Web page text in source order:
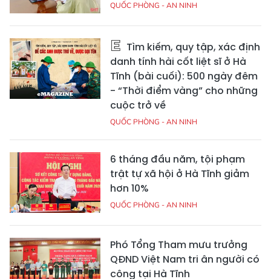
QUỐC PHÒNG - AN NINH
Tìm kiếm, quy tập, xác định
danh tính hài cốt liệt sĩ ở Hà
Tĩnh (bài cuối): 500 ngày đêm
- “Thời điểm vàng” cho những
cuộc trở về
QUỐC PHÒNG - AN NINH
6 tháng đầu năm, tội phạm
trật tự xã hội ở Hà Tĩnh giảm
hơn 10%
QUỐC PHÒNG - AN NINH
Phó Tổng Tham mưu trưởng
QĐND Việt Nam tri ân người có
công tại Hà Tĩnh